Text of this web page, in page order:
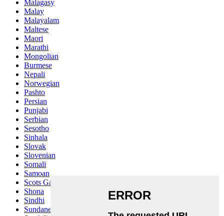
Malagasy
Malay
Malayalam
Maltese
Maori
Marathi
Mongolian
Burmese
Nepali
Norwegian
Pashto
Persian
Punjabi
Serbian
Sesotho
Sinhala
Slovak
Slovenian
Somali
Samoan
Scots Gaelic
Shona
Sindhi
Sundanese